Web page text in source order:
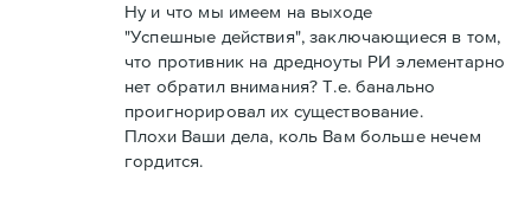
Ну и что мы имеем на выходе
"Успешные действия", заключающиеся в том,
что противник на дредноуты РИ элементарно
нет обратил внимания? Т.е. банально
проигнорировал их существование.
Плохи Ваши дела, коль Вам больше нечем
гордится.